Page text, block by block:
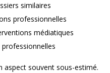
similaires
professionnelles
médiatiques
aspect souvent sous-estimé.